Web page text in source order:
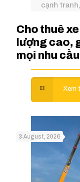
cạnh
Cho thuê
lượng cao,
mọi nhu
3 August, 2026